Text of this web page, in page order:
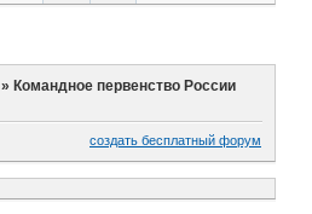
»Командное первенство России
создать бесплатный форум